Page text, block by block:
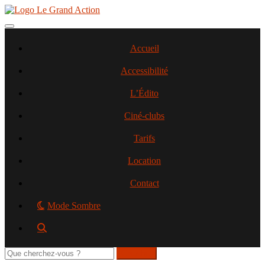
Aller
contenu
Toggle navigation
Accueil
Accessibilité
L’Édito
Ciné-clubs
Tarifs
Location
Contact
Mode Sombre
Rechercher
sur